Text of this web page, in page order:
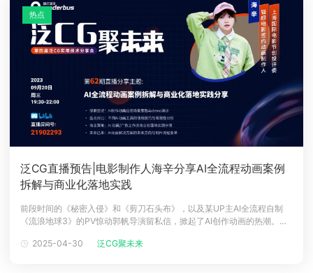
泛CG直播预告|电影制作人海辛分享AI全流程动画案例
拆解与商业化落地实践
前段时间的《秘密入侵》和《剪刀石头布》，以及某UP主AI全流程自制
《流浪地球3》的PV惊动郭帆导演留私信，掀起了AI创作动画的热潮。很
续、人脸模糊、内容错乱、大数据的缝合怪，是很多人对AI动画先入为主
2025-04-30 泛CG聚未来
热点